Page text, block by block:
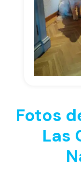
Fotos
Las